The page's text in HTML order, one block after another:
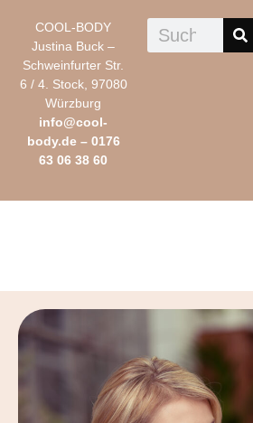
COOL-BODY
Justina Buck –
Schweinfurter Str.
6 / 4. Stock, 97080
Würzburg
info@cool-
body.de– 0176
63 06 38 60